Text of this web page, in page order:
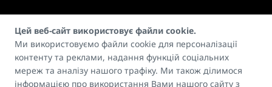
Цей веб-сайт використовує файли cookie.
Ми використовуємо файли cookie для персоналізації
контенту та реклами, надання функцій соціальних
мереж та аналізу нашого трафіку. Ми також ділимося
інформацією про використання Вами нашого сайту з